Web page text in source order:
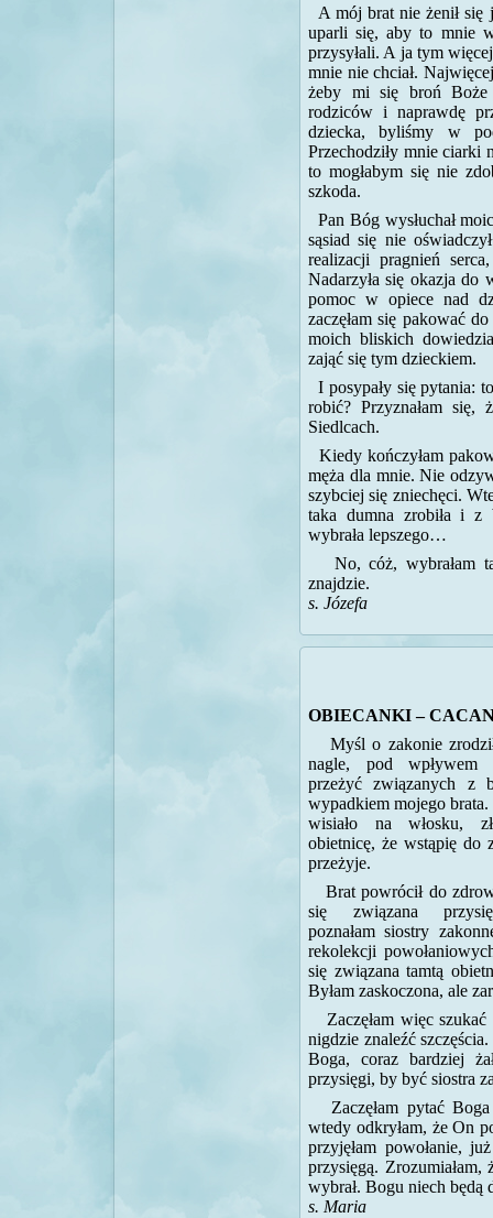
A mój brat nie żenił się
uparli się, aby to mnie
przysyłali. A ja tym
mnie nie chciał.
żeby mi się broń Boże
rodziców i naprawdę
dziecka, byliśmy w
Przechodziły mnie ciarki
to mogłabym się nie
szkoda.
Pan Bóg wysłuchał
sąsiad się nie
realizacji pragnień
Nadarzyła się okazja do
pomoc w opiece nad
zaczęłam się pakować
moich bliskich
zająć się tym dzieckiem.
I posypały się pytania:
robić? Przyznałam się,
Siedlcach.
Kiedy kończyłam
męża dla mnie. Nie
szybciej się zniechęci.
taka dumna zrobiła i z
wybrała lepszego…
No, cóż, wybrałam
znajdzie.
s. Józefa
OBIECANKI –
Myśl o zakonie
nagle, pod wpływem
przeżyć związanych z
wypadkiem mojego
wisiało na włosku,
obietnicę, że wstąpię do
przeżyje.
Brat powrócił do
się związana
poznałam siostry
rekolekcji
się związana tamtą
Byłam zaskoczona, ale
Zaczęłam więc
nigdzie znaleźć
Boga, coraz bardziej
przysięgi, by być siostra
Zaczęłam pytać
wtedy odkryłam, że On
przyjęłam powołanie,
przysięgą.
wybrał. Bogu niech będą
s. Maria